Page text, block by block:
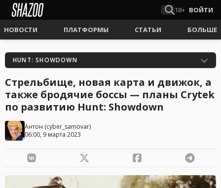
18+ ВОЙТИ
НОВОСТИ ПЛАТФОРМЫ СТАТЬИ БОЛЬШЕ
HUNT: SHOWDOWN
Стрельбище, новая карта и движок, а
также бродячие боссы — планы Crytek
по развитию Hunt: Showdown
Антон (cyber_samovar)
06:00, 9 марта 2023